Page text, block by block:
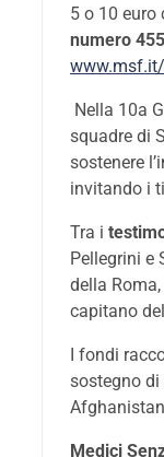
5 o 10 euro
numero
Nella 10a
squadre di
sostenere
invitando i
Tra i
Pellegrini e
della
capitano
I fondi
sostegno di
Medici